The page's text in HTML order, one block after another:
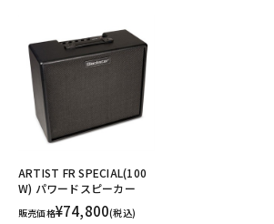
ARTIST FR SPECIAL(100
W) パワードスピーカー
販売価格¥74,800(税込)